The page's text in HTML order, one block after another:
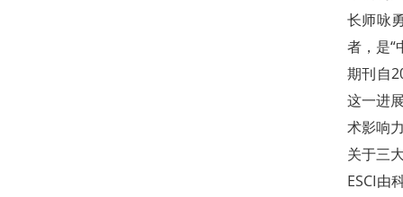
长师咏
者，是“
期刊自
这一进
术影响力
关于三
ESCI由